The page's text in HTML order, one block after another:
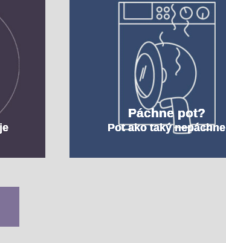
Páchne pot?
Pot ako taký nepáchne